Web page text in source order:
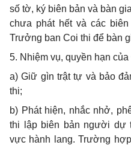
số tờ, ký biên bản và bàn
chưa phát hết và các
Trưởng ban Coi thi để bàn
5. Nhiệm vụ, quyền hạn
a) Giữ gìn trật tự và bảo
thi;
b) Phát hiện, nhắc nhở,
thi lập biên bản người dự
vực hành lang. Trường